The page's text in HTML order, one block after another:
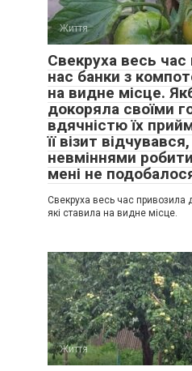
Життя
Свекруха весь
нас банки з
на видне місце.
докоряла своїми
вдячністю їх
її візит
невміннями
мені не
Свекруха весь час привозила
які ставила на видне місце.
Життя